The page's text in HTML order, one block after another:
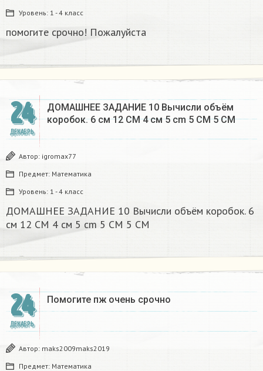
Уровень: 1 - 4 класс
помогите срочно! Пожалуйста
24
ДЕКАБРЬ
ДОМАШНЕЕ ЗАДАНИЕ 10 Вычисли объём
коробок. 6 см 12 CM 4 см 5 cm 5 CM 5 CM​
Автор: igromax77
Предмет: Математика
Уровень: 1 - 4 класс
ДОМАШНЕЕ ЗАДАНИЕ 10 Вычисли объём коробок. 6
см 12 CM 4 см 5 cm 5 CM 5 CM​
24
ДЕКАБРЬ
Помогите пж очень срочно​
Автор: maks2009maks2019
Предмет: Математика